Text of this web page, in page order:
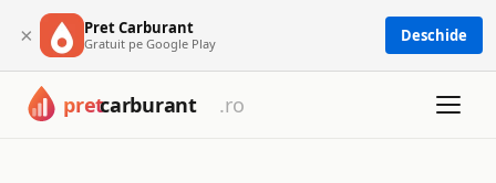
× Pret Carburant
Gratuit pe Google Play Deschide